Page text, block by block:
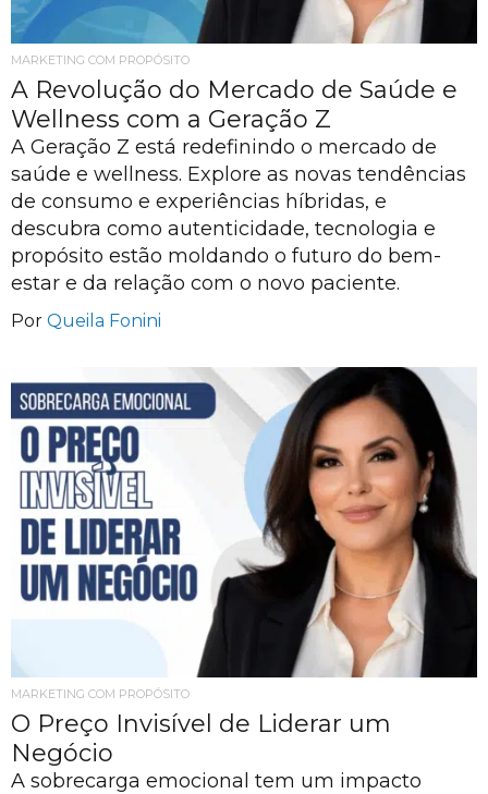
MARKETING COM PROPÓSITO
A Revolução do Mercado de Saúde e
Wellness com a Geração Z
A Geração Z está redefinindo o mercado de
saúde e wellness. Explore as novas tendências
de consumo e experiências híbridas, e
descubra como autenticidade, tecnologia e
propósito estão moldando o futuro do bem-
estar e da relação com o novo paciente.
Por Queila Fonini
MARKETING COM PROPÓSITO
O Preço Invisível de Liderar um
Negócio
A sobrecarga emocional tem um impacto